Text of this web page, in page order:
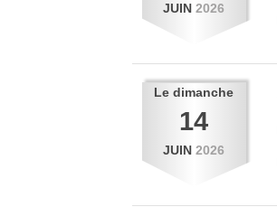
JUIN 2026
Ledimanche
14
JUIN 2026